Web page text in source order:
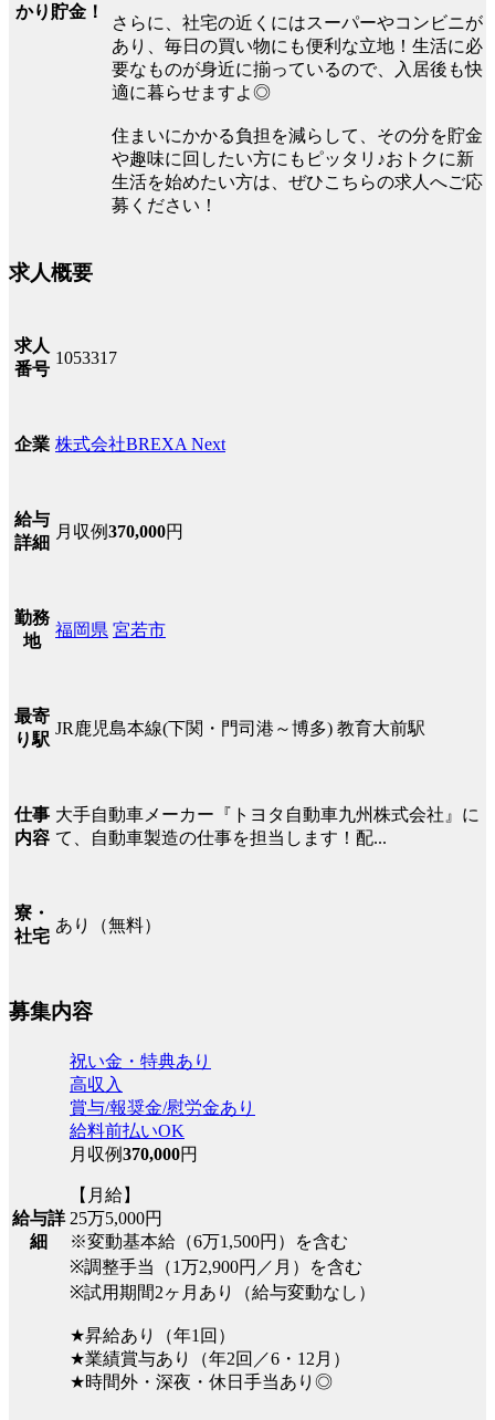
かり貯金！
さらに、社宅の近くにはスーパーやコンビニが
あり、毎日の買い物にも便利な立地！生活に必
要なものが身近に揃っているので、入居後も快
適に暮らせますよ◎
住まいにかかる負担を減らして、その分を貯金
や趣味に回したい方にもピッタリ♪おトクに新
生活を始めたい方は、ぜひこちらの求人へご応
募ください！
求人概要
求人
番号
1053317
企業 株式会社BREXA Next
給与
詳細
月収例370,000円
勤務
地
福岡県 宮若市
最寄
り駅
JR鹿児島本線(下関・門司港～博多) 教育大前駅
仕事
内容
大手自動車メーカー『トヨタ自動車九州株式会社』に
て、自動車製造の仕事を担当します！配...
寮・
社宅
あり（無料）
募集内容
給与詳
細
祝い金・特典あり
高収入
賞与/報奨金/慰労金あり
給料前払いOK
月収例370,000円
【月給】
25万5,000円
※変動基本給（6万1,500円）を含む
※調整手当（1万2,900円／月）を含む
※試用期間2ヶ月あり（給与変動なし）
★昇給あり（年1回）
★業績賞与あり（年2回／6・12月）
★時間外・深夜・休日手当あり◎